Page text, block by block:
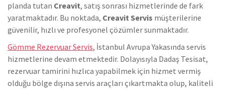
planda tutan Creavit, satış sonrası hizmetlerinde de fark
yaratmaktadır. Bu noktada, Creavit Servis müşterilerine
güvenilir, hızlı ve profesyonel çözümler sunmaktadır.
Gömme Rezervuar Servis, İstanbul Avrupa Yakasında servis
hizmetlerine devam etmektedir. Dolayısıyla Dadaş Tesisat,
rezervuar tamirini hızlıca yapabilmek için hizmet vermiş
olduğu bölge dışına servis araçları çıkartmakta olup, kaliteli